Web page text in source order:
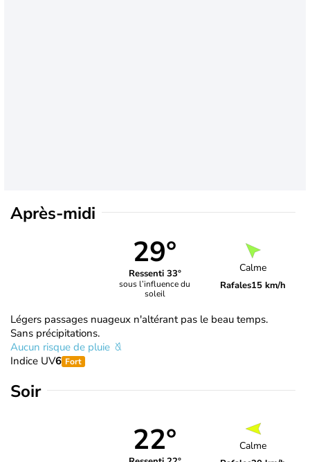
Après-midi
29°
Ressenti 33°
sous l’influence du
soleil
Calme
Rafales15 km/h
Légers passages nuageux n'altérant pas le beau temps.
Sans précipitations.
Aucun risque de pluie
Indice UV6 Fort
Soir
22° Calme